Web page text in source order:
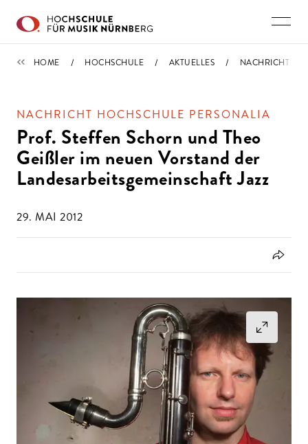
IMPORTIERT
HOME HOCHSCHULE AKTUELLES NACHRICHT
NACHRICHT HOCHSCHULE PERSONALIA
Prof. Steffen Schorn und Theo
Geißler im neuen Vorstand der
Landesarbeitsgemeinschaft Jazz
29. MAI 2012